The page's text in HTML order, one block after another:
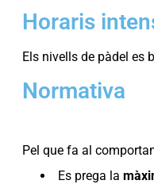
Horaris
Els nivells de pàdel es
Normativa
Pel que fa al
Es prega la